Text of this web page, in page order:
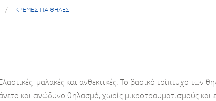
/ ΚΡΕΜΕΣ ΓΙΑ ΘΗΛΕΣ
μαλακές και ανθεκτικές. Το βασικό τρίπτυχο
και ανώδυνο θηλασμό, χωρίς μικροτραυματισμούς και